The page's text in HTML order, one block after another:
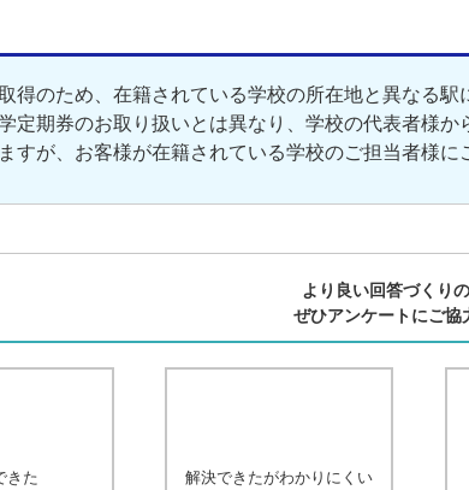
得のため、在籍されている学校の所在地と異なる駅
定期券のお取り扱いとは異なり、学校の代表者様か
すが、お客様が在籍されている学校のご担当者様に
より良い回答づくりの
ぜひアンケートにご協
きた 解決できたがわかりにくい